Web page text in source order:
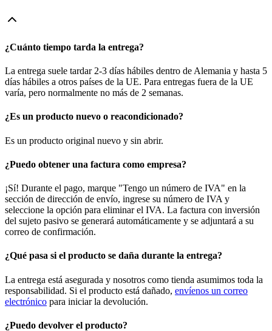
¿Cuánto tiempo tarda la entrega?
La entrega suele tardar 2-3 días hábiles dentro de Alemania y hasta 5
días hábiles a otros países de la UE. Para entregas fuera de la UE
varía, pero normalmente no más de 2 semanas.
¿Es un producto nuevo o reacondicionado?
Es un producto original nuevo y sin abrir.
¿Puedo obtener una factura como empresa?
¡Sí! Durante el pago, marque "Tengo un número de IVA" en la
sección de dirección de envío, ingrese su número de IVA y
seleccione la opción para eliminar el IVA. La factura con inversión
del sujeto pasivo se generará automáticamente y se adjuntará a su
correo de confirmación.
¿Qué pasa si el producto se daña durante la entrega?
La entrega está asegurada y nosotros como tienda asumimos toda la
responsabilidad. Si el producto está dañado, envíenos un correo
electrónico para iniciar la devolución.
¿Puedo devolver el producto?